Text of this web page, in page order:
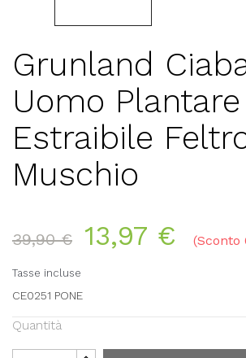
Grunland
Uomo Plantare
Estraibile
Muschio
39,90 € 13,97 € Sconto
Tasse incluse
CE0251 PONE
Quantità